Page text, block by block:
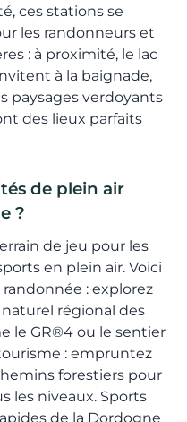
ces stations se
les randonneurs et
: à proximité, le lac
à la baignade,
paysages verdoyants
des lieux parfaits
de plein air
?
de jeu pour les
en plein air. Voici
: explorez
naturel régional des
le GR®4 ou le sentier
: empruntez
forestiers pour
les niveaux. Sports
de la Dordogne